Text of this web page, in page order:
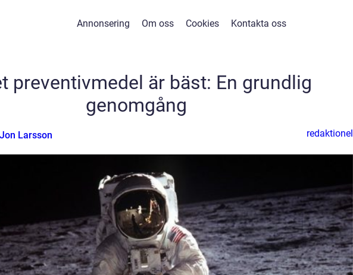
Annonsering Om oss Cookies Kontakta oss
preventivmedel är bäst: En grundlig
genomgång
Jon Larsson redaktionel